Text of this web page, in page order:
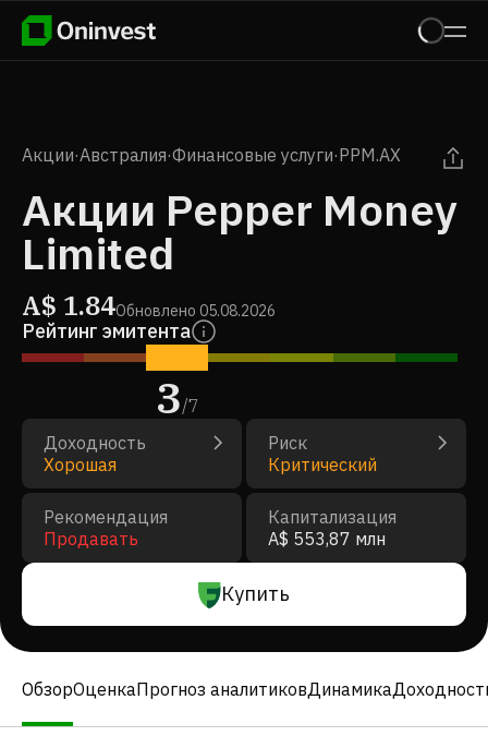
Акции·Австралия·Финансовые услуги·PPM.AX
Акции Pepper Money
Limited
A$ 1.84Обновлено 05.08.2026
Рейтинг эмитента
3/7
Доходность
Хорошая
Риск
Критический
Рекомендация
Продавать
Капитализация
A$ 553,87 млн
Купить
ОбзорОценкаПрогноз аналитиковДинамика